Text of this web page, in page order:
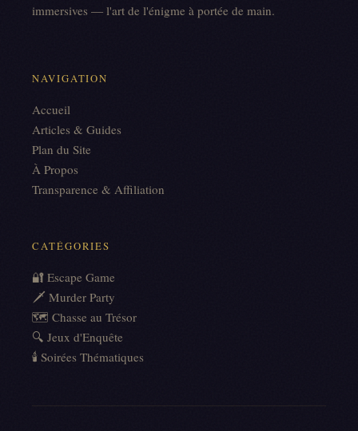
immersives — l'art de l'énigme à portée de main.
NAVIGATION
Accueil
Articles & Guides
Plan du Site
À Propos
Transparence & Affiliation
CATÉGORIES
🔐 Escape Game
🗡️ Murder Party
🗺️ Chasse au Trésor
🔍 Jeux d'Enquête
🕯️ Soirées Thématiques